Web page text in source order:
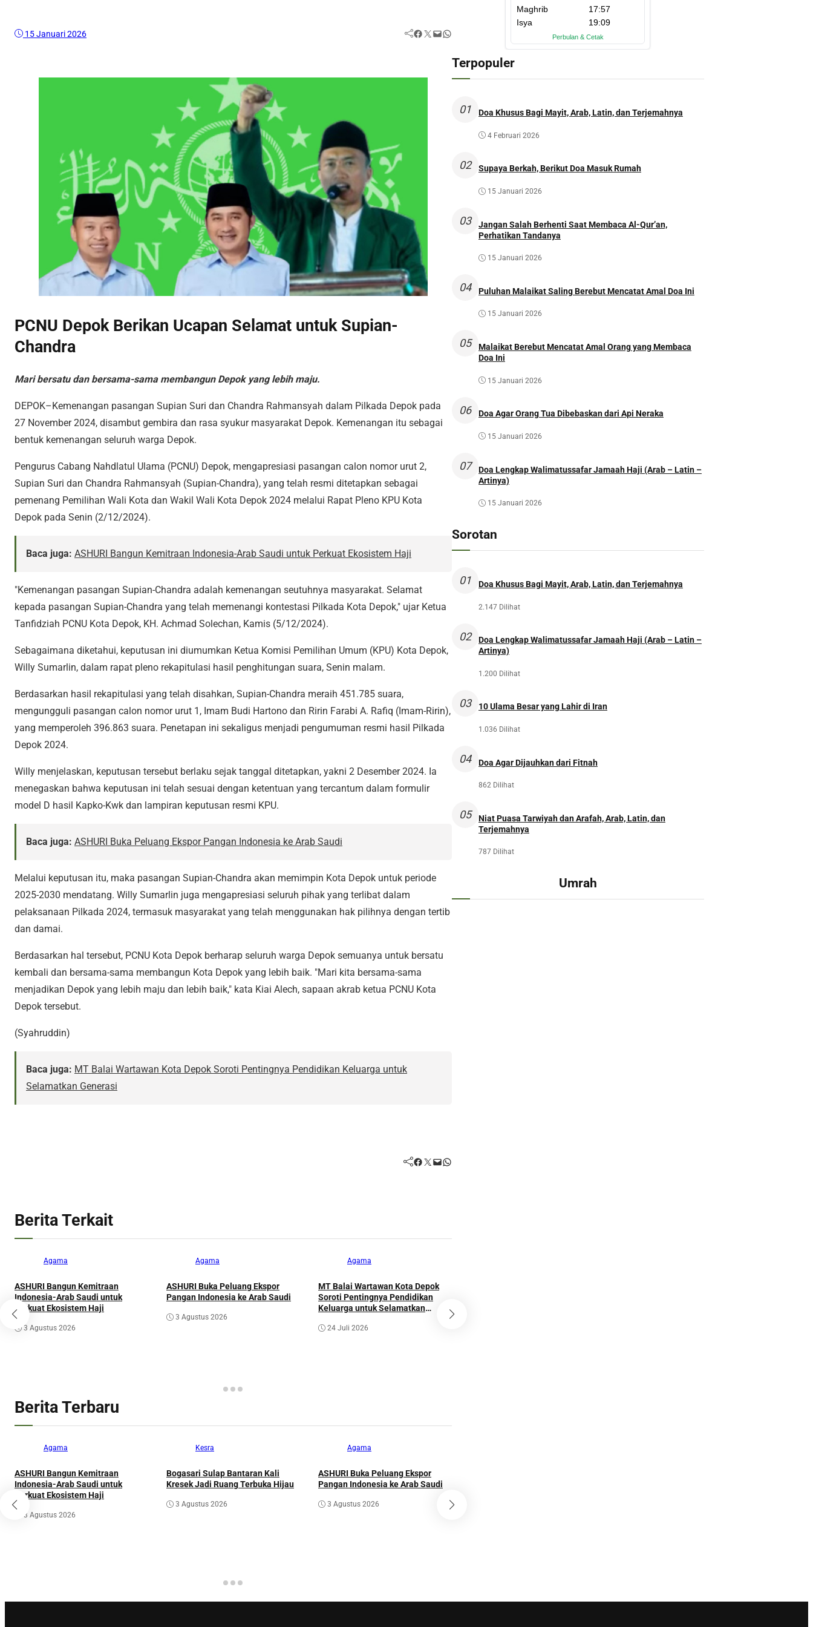
15 Januari 2026 Facebook Twitter Mail WhatsApp
PCNU Depok Berikan Ucapan Selamat untuk Supian-
Chandra
Mari bersatu dan bersama-sama membangun Depok yang lebih maju.
DEPOK–Kemenangan pasangan Supian Suri dan Chandra Rahmansyah dalam Pilkada Depok pada
27 November 2024, disambut gembira dan rasa syukur masyarakat Depok. Kemenangan itu sebagai
bentuk kemenangan seluruh warga Depok.
Pengurus Cabang Nahdlatul Ulama (PCNU) Depok, mengapresiasi pasangan calon nomor urut 2,
Supian Suri dan Chandra Rahmansyah (Supian-Chandra), yang telah resmi ditetapkan sebagai
pemenang Pemilihan Wali Kota dan Wakil Wali Kota Depok 2024 melalui Rapat Pleno KPU Kota
Depok pada Senin (2/12/2024).
Baca juga: ASHURI Bangun Kemitraan Indonesia-Arab Saudi untuk Perkuat Ekosistem Haji
"Kemenangan pasangan Supian-Chandra adalah kemenangan seutuhnya masyarakat. Selamat
kepada pasangan Supian-Chandra yang telah memenangi kontestasi Pilkada Kota Depok," ujar Ketua
Tanfidziah PCNU Kota Depok, KH. Achmad Solechan, Kamis (5/12/2024).
Sebagaimana diketahui, keputusan ini diumumkan Ketua Komisi Pemilihan Umum (KPU) Kota Depok,
Willy Sumarlin, dalam rapat pleno rekapitulasi hasil penghitungan suara, Senin malam.
Berdasarkan hasil rekapitulasi yang telah disahkan, Supian-Chandra meraih 451.785 suara,
mengungguli pasangan calon nomor urut 1, Imam Budi Hartono dan Ririn Farabi A. Rafiq (Imam-Ririn),
yang memperoleh 396.863 suara. Penetapan ini sekaligus menjadi pengumuman resmi hasil Pilkada
Depok 2024.
Willy menjelaskan, keputusan tersebut berlaku sejak tanggal ditetapkan, yakni 2 Desember 2024. Ia
menegaskan bahwa keputusan ini telah sesuai dengan ketentuan yang tercantum dalam formulir
model D hasil Kapko-Kwk dan lampiran keputusan resmi KPU.
Baca juga: ASHURI Buka Peluang Ekspor Pangan Indonesia ke Arab Saudi
Melalui keputusan itu, maka pasangan Supian-Chandra akan memimpin Kota Depok untuk periode
2025-2030 mendatang. Willy Sumarlin juga mengapresiasi seluruh pihak yang terlibat dalam
pelaksanaan Pilkada 2024, termasuk masyarakat yang telah menggunakan hak pilihnya dengan tertib
dan damai.
Berdasarkan hal tersebut, PCNU Kota Depok berharap seluruh warga Depok semuanya untuk bersatu
kembali dan bersama-sama membangun Kota Depok yang lebih baik. "Mari kita bersama-sama
menjadikan Depok yang lebih maju dan lebih baik," kata Kiai Alech, sapaan akrab ketua PCNU Kota
Depok tersebut.
(Syahruddin)
Baca juga: MT Balai Wartawan Kota Depok Soroti Pentingnya Pendidikan Keluarga untuk
Selamatkan Generasi
Facebook Twitter Mail WhatsApp
Berita Terkait
Agama
ASHURI Bangun Kemitraan
Indonesia-Arab Saudi untuk
Perkuat Ekosistem Haji
3 Agustus 2026
Agama
ASHURI Buka Peluang Ekspor
Pangan Indonesia ke Arab Saudi
3 Agustus 2026
Agama
MT Balai Wartawan Kota Depok
Soroti Pentingnya Pendidikan
Keluarga untuk Selamatkan
24 Juli 2026
Berita Terbaru
Agama
ASHURI Bangun Kemitraan
Indonesia-Arab Saudi untuk
Perkuat Ekosistem Haji
3 Agustus 2026
Kesra
Bogasari Sulap Bantaran Kali
Kresek Jadi Ruang Terbuka Hijau
3 Agustus 2026
Agama
ASHURI Buka Peluang Ekspor
Pangan Indonesia ke Arab Saudi
3 Agustus 2026
Terpopuler
01 Doa Khusus Bagi Mayit, Arab, Latin, dan Terjemahnya
4 Februari 2026
02 Supaya Berkah, Berikut Doa Masuk Rumah
15 Januari 2026
03
Jangan Salah Berhenti Saat Membaca Al-Qur’an,
Perhatikan Tandanya
15 Januari 2026
04 Puluhan Malaikat Saling Berebut Mencatat Amal Doa Ini
15 Januari 2026
05
Malaikat Berebut Mencatat Amal Orang yang Membaca
Doa Ini
15 Januari 2026
06 Doa Agar Orang Tua Dibebaskan dari Api Neraka
15 Januari 2026
07
Doa Lengkap Walimatussafar Jamaah Haji (Arab – Latin –
Artinya)
15 Januari 2026
Sorotan
01 Doa Khusus Bagi Mayit, Arab, Latin, dan Terjemahnya
2.147 Dilihat
02
Doa Lengkap Walimatussafar Jamaah Haji (Arab – Latin –
Artinya)
1.200 Dilihat
03 10 Ulama Besar yang Lahir di Iran
1.036 Dilihat
04 Doa Agar Dijauhkan dari Fitnah
862 Dilihat
05
Niat Puasa Tarwiyah dan Arafah, Arab, Latin, dan
Terjemahnya
787 Dilihat
Umrah